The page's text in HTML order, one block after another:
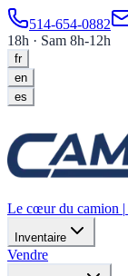
514-654-0882
18h · Sam 8h-12h
fr
en
es
Le cœur du camion |
Inventaire
Vendre